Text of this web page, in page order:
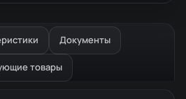
Документы
товары